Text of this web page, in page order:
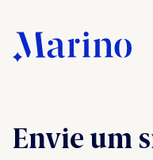
Serviços
Envie um